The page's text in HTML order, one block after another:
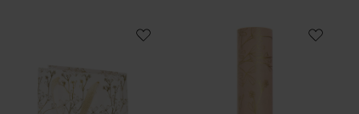
Geschenktüte Natur Blumen Gold Seidenpapier Blumen Gold